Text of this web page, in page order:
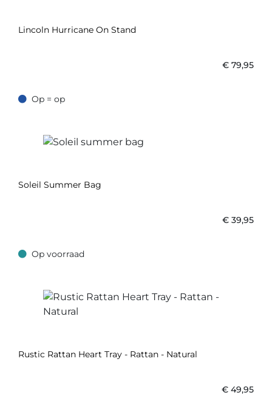
Lincoln Hurricane On Stand
€ 79,95
Op = op
Op = op
Soleil Summer Bag
€ 39,95
Op voorraad
Op voorraad
Rustic Rattan Heart Tray - Rattan - Natural
€ 49,95